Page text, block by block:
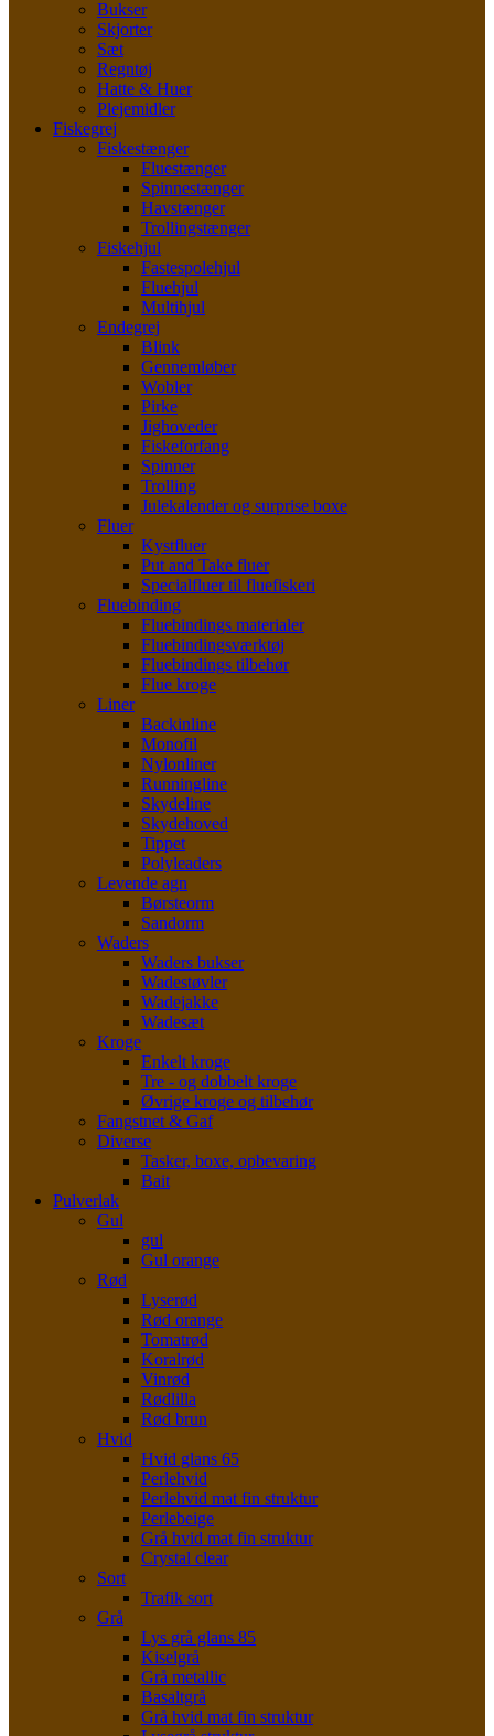
Bukser
Skjorter
Sæt
Regntøj
Hatte & Huer
Plejemidler
Fiskegrej
Fiskestænger
Fluestænger
Spinnestænger
Havstænger
Trollingstænger
Fiskehjul
Fastespolehjul
Fluehjul
Multihjul
Endegrej
Blink
Gennemløber
Wobler
Pirke
Jighoveder
Fiskeforfang
Spinner
Trolling
Julekalender og surprise boxe
Fluer
Kystfluer
Put and Take fluer
Specialfluer til fluefiskeri
Fluebinding
Fluebindings materialer
Fluebindingsværktøj
Fluebindings tilbehør
Flue kroge
Liner
Backinline
Monofil
Nylonliner
Runningline
Skydeline
Skydehoved
Tippet
Polyleaders
Levende agn
Børsteorm
Sandorm
Waders
Waders bukser
Wadestøvler
Wadejakke
Wadesæt
Kroge
Enkelt kroge
Tre - og dobbelt kroge
Øvrige kroge og tilbehør
Fangstnet & Gaf
Diverse
Tasker, boxe, opbevaring
Bait
Pulverlak
Gul
gul
Gul orange
Rød
Lyserød
Rød orange
Tomatrød
Koralrød
Vinrød
Rødlilla
Rød brun
Hvid
Hvid glans 65
Perlehvid
Perlehvid mat fin struktur
Perlebeige
Grå hvid mat fin struktur
Crystal clear
Sort
Trafik sort
Grå
Lys grå glans 85
Kiselgrå
Grå metallic
Basaltgrå
Grå hvid mat fin struktur